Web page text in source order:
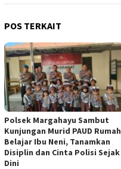
POS TERKAIT
Polsek Margahayu Sambut
Kunjungan Murid PAUD Rumah
Belajar Ibu Neni, Tanamkan
Disiplin dan Cinta Polisi Sejak
Dini